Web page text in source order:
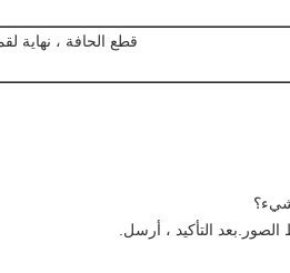
قطع الحافة ، نهاية
التأكيد ، أرسل.